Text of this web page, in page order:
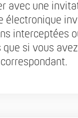
avec une
électronique
interceptées
que si vous